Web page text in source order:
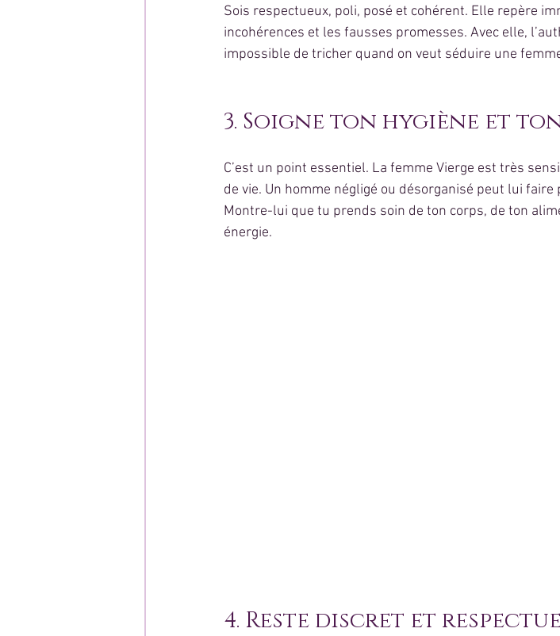
Sois respectueux, poli, posé et cohérent. Elle repère
incohérences et les fausses promesses. Avec elle,
impossible de tricher quand on veut séduire une
3. Soigne ton hygiène et
C’est un point essentiel. La femme Vierge est très
de vie. Un homme négligé ou désorganisé peut lui
Montre-lui que tu prends soin de ton corps, de ton
énergie.
4. Reste discret et